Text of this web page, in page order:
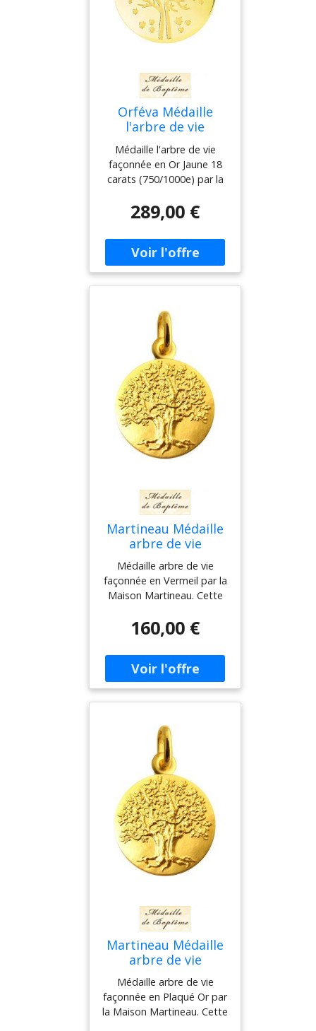
Orféva Médaille
l'arbre de vie
Médaille l'arbre de vie
façonnée en Or Jaune 18
carats (750/1000e) par la
medaille de bapteme en
double finition
satinée/brillante mesure
18 mm de diamètre pour
un poids de 1.85
gramme(s). Gravure
réa
289,00 €
Martineau Médaille
arbre de vie
Médaille arbre de vie
façonnée en Vermeil par la
Maison Martineau. Cette
finition satinée mesure 16
mm de diamètre pour un
poids de 3,10 gramme(s).
Fabrication Française.
Gravure personnalisée
Offerte et réalisée par
160,00 €
Martineau Médaille
arbre de vie
Médaille arbre de vie
façonnée en Plaqué Or par
la Maison Martineau. Cette